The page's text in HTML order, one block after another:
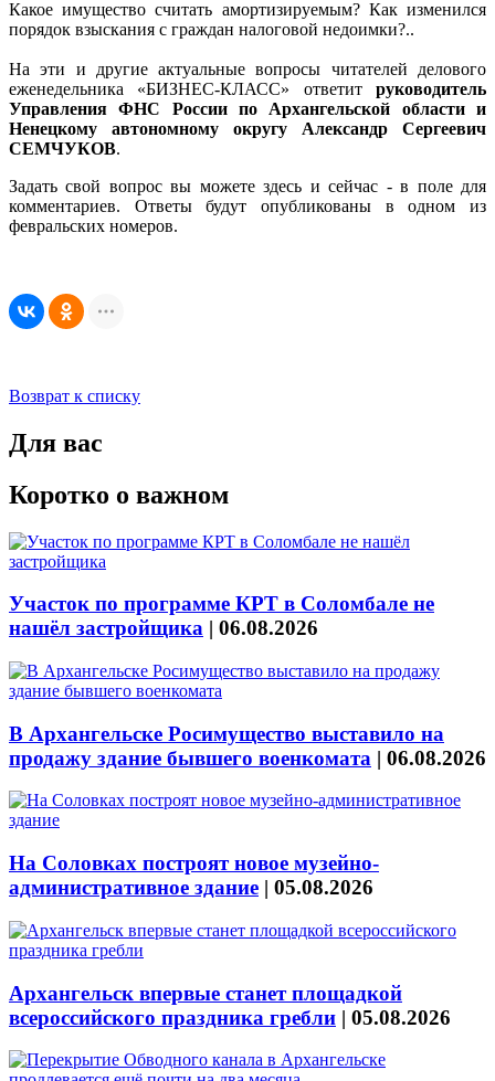
Какое имущество считать амортизируемым? Как изменился
порядок взыскания с граждан налоговой недоимки?..
На эти и другие актуальные вопросы читателей делового
еженедельника «БИЗНЕС-КЛАСС» ответит руководитель
Управления ФНС России по Архангельской области и
Ненецкому автономному округу Александр Сергеевич
СЕМЧУКОВ.
Задать свой вопрос вы можете здесь и сейчас - в поле для
комментариев. Ответы будут опубликованы в одном из
февральских номеров.
Возврат к списку
Для вас
Коротко о важном
Участок по программе КРТ в Соломбале не
нашёл застройщика | 06.08.2026
В Архангельске Росимущество выставило на
продажу здание бывшего военкомата | 06.08.2026
На Соловках построят новое музейно-
административное здание | 05.08.2026
Архангельск впервые станет площадкой
всероссийского праздника гребли | 05.08.2026